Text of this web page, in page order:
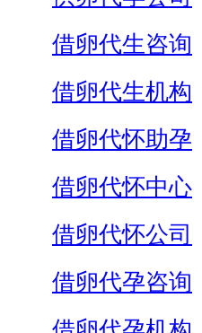
借卵代生咨询
借卵代生机构
借卵代怀助孕
借卵代怀中心
借卵代怀公司
借卵代孕咨询